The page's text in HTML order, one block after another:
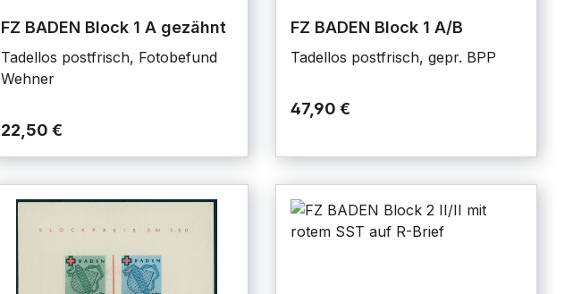
FZ BADEN Block 1 A gezähnt
Tadellos postfrisch, Fotobefund
Wehner
22,50 €
FZ BADEN Block 1 A/B
Tadellos postfrisch, gepr. BPP
47,90 €